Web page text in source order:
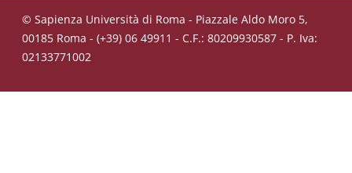
© Sapienza Università di Roma - Piazzale Aldo Moro 5,
00185 Roma - (+39) 06 49911 - C.F.: 80209930587 - P. Iva:
02133771002